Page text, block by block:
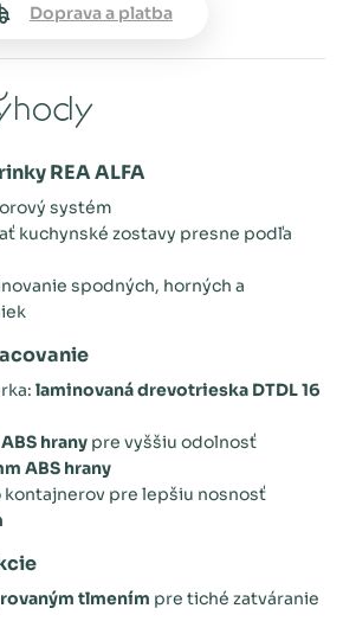
Doprava a platba
REA ALFA
systém
kuchynské zostavy presne podľa
spodných, horných a
laminovaná drevotrieska DTDL 16
hrany pre vyššiu odolnosť
ABS hrany
kontajnerov pre lepšiu nosnosť
tlmením pre tiché zatváranie